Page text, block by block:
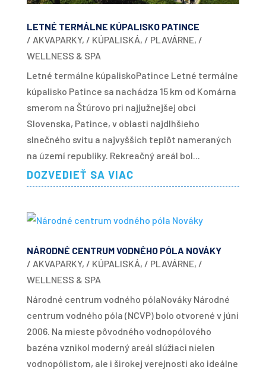
LETNÉ TERMÁLNE KÚPALISKO PATINCE
/ AKVAPARKY, / KÚPALISKÁ, / PLAVÁRNE, /
WELLNESS & SPA
Letné termálne kúpaliskoPatince Letné termálne
kúpalisko Patince sa nachádza 15 km od Komárna
smerom na Štúrovo pri najjužnejšej obci
Slovenska, Patince, v oblasti najdlhšieho
slnečného svitu a najvyšších teplôt nameraných
na území republiky. Rekreačný areál bol...
DOZVEDIEŤ SA VIAC
NÁRODNÉ CENTRUM VODNÉHO PÓLA NOVÁKY
/ AKVAPARKY, / KÚPALISKÁ, / PLAVÁRNE, /
WELLNESS & SPA
Národné centrum vodného pólaNováky Národné
centrum vodného póla (NCVP) bolo otvorené v júni
2006. Na mieste pôvodného vodnopólového
bazéna vznikol moderný areál slúžiaci nielen
vodnopólistom, ale i širokej verejnosti ako ideálne